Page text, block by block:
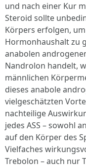
und nach einer Kur
Steroid sollte
Körpers erfolgen,
Hormonhaushalt zu
anabolen
Nandrolon handelt,
männlichen
dieses anabole
vielgeschätzten
nachteilige
jedes ASS – sowohl
auf den Körper des
Vielfaches
Trebolon – auch nur